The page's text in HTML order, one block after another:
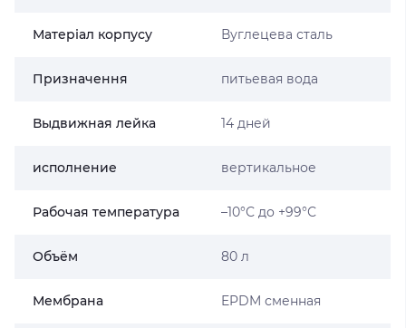
Матеріал корпусу Вуглецева сталь
Призначення питьевая вода
Выдвижная лейка 14 дней
исполнение вертикальное
Рабочая температура –10°С до +99°С
Объём 80 л
Мембрана EPDM сменная